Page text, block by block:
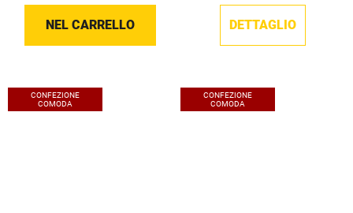
misura:
NEL CARRELLO
misura:
DETTAGLIO
CONFEZIONE
COMODA
CONFEZIONE
COMODA